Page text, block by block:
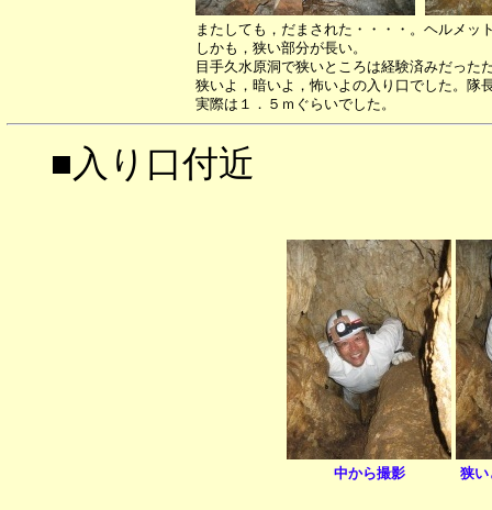
またしても，だまされた・・・・。ヘルメ
しかも，狭い部分が長い。
目手久水原洞で狭いところは経験済みだった
狭いよ，暗いよ，怖いよの入り口でした。隊
実際は１．５ｍぐらいでした。
■入り口付近
中から撮影 狭い